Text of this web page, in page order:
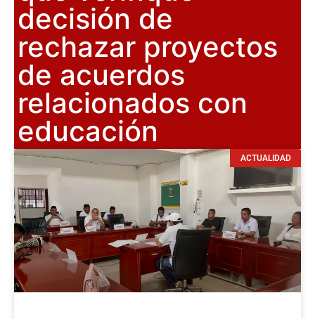
decisión de
rechazar proyectos
de acuerdos
relacionados con
educación
ACTUALIDAD